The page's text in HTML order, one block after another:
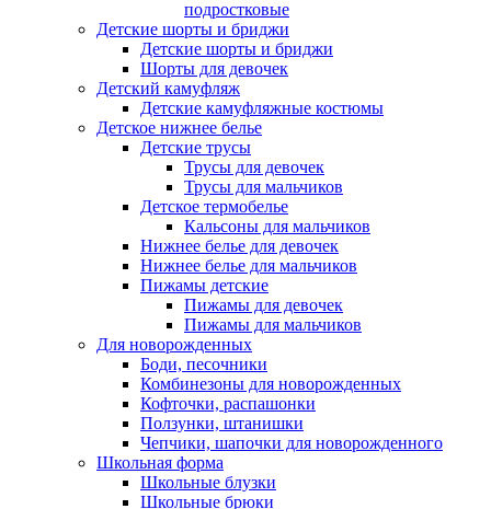
подростковые
Детские шорты и бриджи
Детские шорты и бриджи
Шорты для девочек
Детский камуфляж
Детские камуфляжные костюмы
Детское нижнее белье
Детские трусы
Трусы для девочек
Трусы для мальчиков
Детское термобелье
Кальсоны для мальчиков
Нижнее белье для девочек
Нижнее белье для мальчиков
Пижамы детские
Пижамы для девочек
Пижамы для мальчиков
Для новорожденных
Боди, песочники
Комбинезоны для новорожденных
Кофточки, распашонки
Ползунки, штанишки
Чепчики, шапочки для новорожденного
Школьная форма
Школьные блузки
Школьные брюки